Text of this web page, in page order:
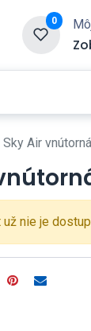
0
Sky Air
nie je